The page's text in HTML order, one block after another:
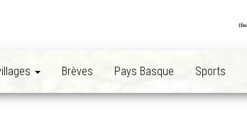
Brèves Pays Basque Sports